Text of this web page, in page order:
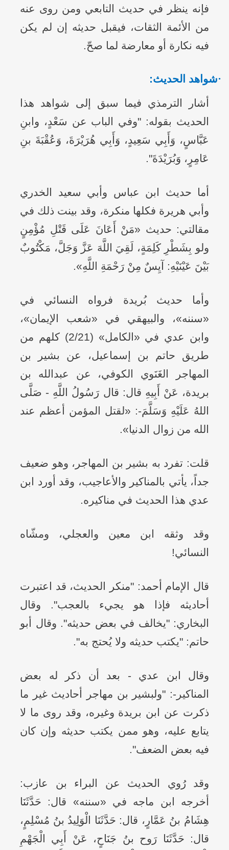
فإنه ينظر في حديث التابعي ومن روى عنه
من الأئمة الثقات، فيقبل حديثه إن لم يكن
فيه نكارة أو معارضة لما صحّ.
·شواهد الحديث:
أشار الترمذي فيما سبق إلى شواهد هذا
الحديث بقوله: "وفي الباب عن سَعْدٍ، وابنِ
عَبَّاسٍ، وَأَبِي سَعِيدٍ، وَأَبِي هُرَيْرَةَ، وَعُقْبَةَ بنِ
عَامِرٍ، وَبُرَيْدَةَ".
أما حديث ابن عباس وأبي سعيد الخدري
وأبي هريرة فكلها منكرة، وقد بينت ذلك في
مقالتي: حديث «مَنْ أَعَانَ عَلَى قَتْلِ مُؤْمِنٍ
ولو بِشَطْرِ كَلِمَةٍ، لَقِيَ اللَّهَ عَزَّ وَجَلَّ، مَكْتُوبٌ
بَيْنَ عَيْنَيْهِ: آيِسٌ مِنْ رَحْمَةِ اللَّهِ».
وأما حديث بُريدة فرواه النسائي في
«سننه»، والبيهقي في «شعب الإيمان»،
وابن عدي في «الكامل» (2/21) كلهم من
طريق حاتم بن إسماعيل، عن بشير بن
المهاجر الغَنَوي الكوفي، عن عبدالله بن
بريدة، عَنْ أَبِيهِ قال: قال رَسُولُ اللَّهِ - صَلَّى
اللهُ عَلَيْهِ وَسَلَّمَ-: «لقتل المؤمن أعظم عند
الله من زوال الدنيا».
قلت: تفرد به بشير بن المهاجر، وهو ضعيف
جداً، يأتي بالمناكير والأعاجيب، وقد أورد ابن
عدي هذا الحديث في مناكيره.
وقد وثقه ابن معين والعجلي، ومشّاه
النسائي!
قال الإمام أحمد: "منكر الحديث، قد اعتبرت
أحاديثه فإذا هو يجيء بالعجب". وقال
البخاري: "يخالف في بعض حديثه". وقال أبو
حاتم: "يكتب حديثه ولا يُحتج به".
وقال ابن عدي - بعد أن ذكر له بعض
المناكير-: "ولبشير بن مهاجر أحاديث غير ما
ذكرت عن ابن بريدة وغيره، وقد روى ما لا
يتابع عليه، وهو ممن يكتب حديثه وإن كان
فيه بعض الضعف".
وقد رُوي الحديث عن البراء بن عازب:
أخرجه ابن ماجه في «سننه» قال: حَدَّثَنَا
هِشَامُ بنُ عَمَّارٍ، قال: حَدَّثَنَا الْوَلِيدُ بنُ مُسْلِمٍ،
قال: حَدَّثَنَا رَوح بنُ جَنَاحٍ، عَنْ أَبِي الْجَهْمِ